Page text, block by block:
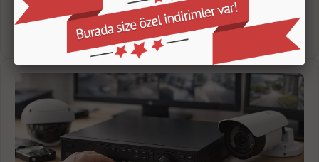
süresi ve bağlantı tipini karşılaştırın; eviniz veya iş yeriniz için
doğru sistemi hemen seçin.
18 Temmuz 2026